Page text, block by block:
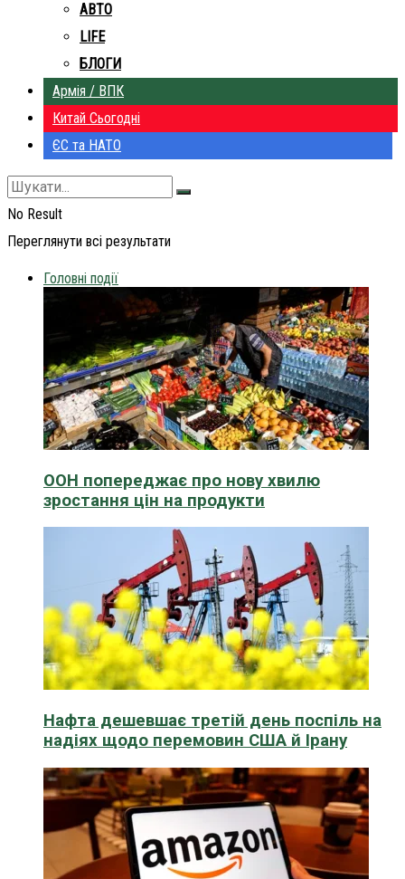
АВТО
LIFE
БЛОГИ
Армія / ВПК
Китай Сьогодні
ЄС та НАТО
No Result
Переглянути всі результати
Головні події
ООН попереджає про нову хвилю
зростання цін на продукти
Нафта дешевшає третій день поспіль на
надіях щодо перемовин США й Ірану